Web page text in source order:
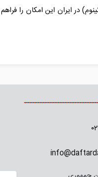
در ایران این امکان را